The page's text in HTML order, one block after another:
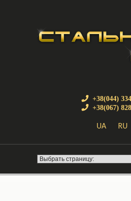
+38(044)
+38(067)
UA RU